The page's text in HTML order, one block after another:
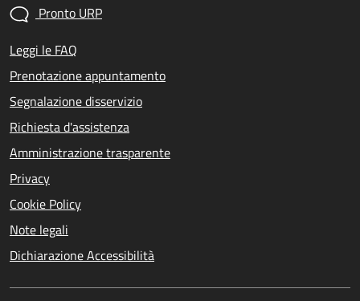
Pronto URP
Leggi le FAQ
Prenotazione appuntamento
Segnalazione disservizio
Richiesta d'assistenza
Amministrazione trasparente
Privacy
Cookie Policy
Note legali
Dichiarazione Accessibilità